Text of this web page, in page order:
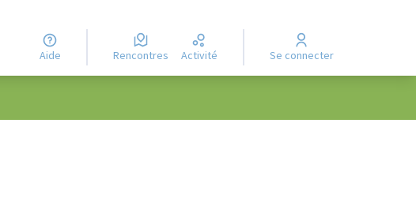
Aide Rencontres Activité Se connecter